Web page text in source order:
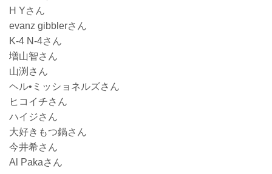
H Yさん
evanz gibblerさん
K-4 N-4さん
増山智さん
山渕さん
ヘル•ミッショネルズさん
ヒコイチさん
ハイジさん
大好きもつ鍋さん
今井希さん
Al Pakaさん